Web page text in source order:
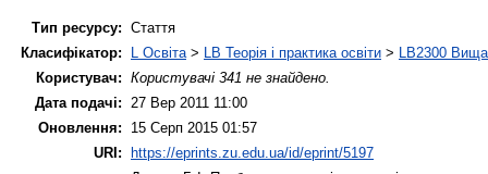
Тип ресурсу: Стаття
Класифікатор:
L Освіта > LB Теорія і практика освіти > LB2300 Вища
Користувач: Користувачі 341 не знайдено.
Дата подачі:
27 Вер 2011 11:00
Оновлення:
15 Серп 2015 01:57
URI: https://eprints.zu.edu.ua/id/eprint/5197